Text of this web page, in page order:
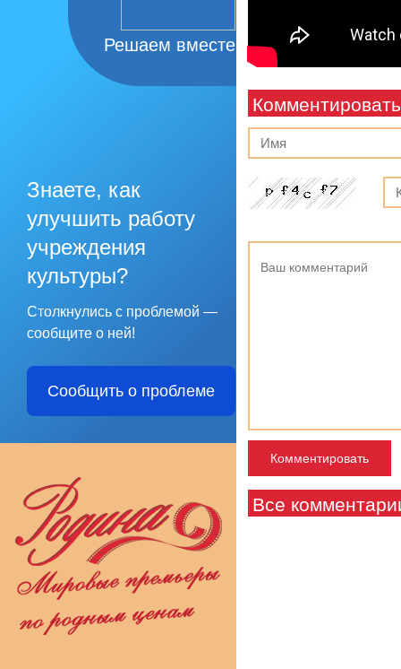
Решаем вместе
Знаете, как
улучшить работу
учреждения
культуры?
Столкнулись с проблемой —
сообщите о ней!
Сообщить о проблеме
Комментировать
Все